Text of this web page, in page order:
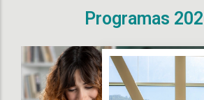
Programas